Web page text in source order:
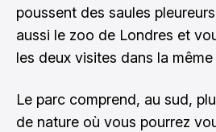
poussent des saules
aussi le zoo de Londres et
les deux visites dans la même
Le parc comprend, au sud,
de nature où vous pourrez